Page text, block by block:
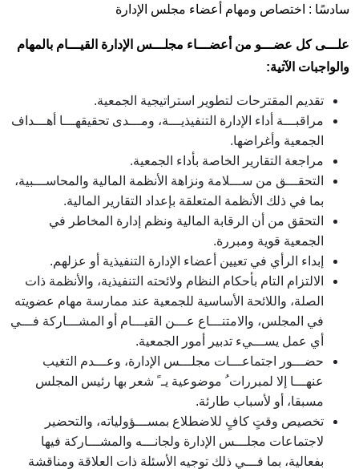
سادسًا : اختصاص ومهام أعضاء مجلس الإدارة
علـــى كل عضـــو من أعضـــاء مجلـــس الإدارة القيـــام بالمهام
والواجبات الآتية:
تقديم المقترحات لتطوير استراتيجية الجمعية.
مراقبـــة أداء الإدارة التنفيذيـــة، ومـــدى تحقيقهـــا أهـــداف
الجمعية وأغراضها.
مراجعة التقارير الخاصة بأداء الجمعية.
التحقـــق من ســـلامة ونزاهة الأنظمة المالية والمحاســـبية،
بما في ذلك الأنظمة المتعلقة بإعداد التقارير المالية.
التحقق من أن الرقابة المالية ونظم إدارة المخاطر في
الجمعية قوية ومبررة.
إبداء الرأي في تعيين أعضاء الإدارة التنفيذية أو عزلهم.
الالتزام التام بأحكام النظام ولائحته التنفيذية، والأنظمة ذات
الصلة، واللائحة الأساسية للجمعية عند ممارسة مهام عضويته
في المجلس، والامتنـــاع عـــن القيـــام أو المشـــاركة فـــي
أي عمل يســـيء تدبير أمور الجمعية.
حضـــور اجتماعـــات مجلـــس الإدارة، وعـــدم التغيب
عنهـــا إلا لمبررات ُ موضوعية يـ ً شعر بها رئيس المجلس
مسبقا، أو لأسباب طارئة.
تخصيص وقتٍ كافٍ للاضطلاع بمســـؤولياته، والتحضير
لاجتماعات مجلـــس الإدارة ولجانـــه والمشـــاركة فيها
بفعالية، بما فـــي ذلك توجيه الأسئلة ذات العلاقة ومناقشة